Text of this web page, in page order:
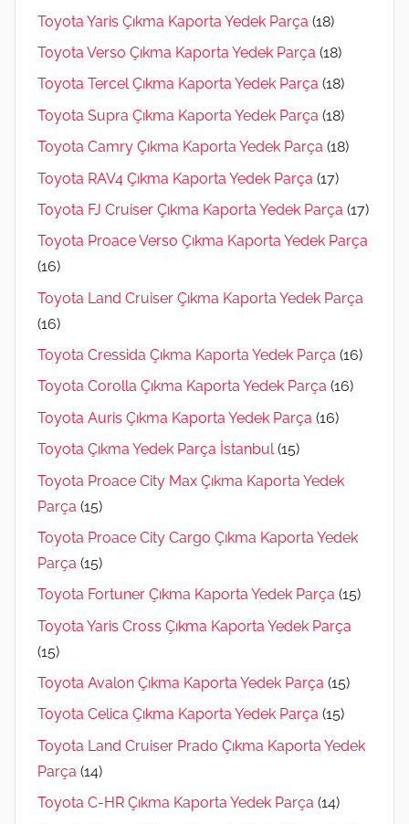
Toyota Yaris Çıkma Kaporta Yedek Parça (18)
Toyota Verso Çıkma Kaporta Yedek Parça (18)
Toyota Tercel Çıkma Kaporta Yedek Parça (18)
Toyota Supra Çıkma Kaporta Yedek Parça (18)
Toyota Camry Çıkma Kaporta Yedek Parça (18)
Toyota RAV4 Çıkma Kaporta Yedek Parça (17)
Toyota FJ Cruiser Çıkma Kaporta Yedek Parça (17)
Toyota Proace Verso Çıkma Kaporta Yedek Parça
(16)
Toyota Land Cruiser Çıkma Kaporta Yedek Parça
(16)
Toyota Cressida Çıkma Kaporta Yedek Parça (16)
Toyota Corolla Çıkma Kaporta Yedek Parça (16)
Toyota Auris Çıkma Kaporta Yedek Parça (16)
Toyota Çıkma Yedek Parça İstanbul (15)
Toyota Proace City Max Çıkma Kaporta Yedek
Parça (15)
Toyota Proace City Cargo Çıkma Kaporta Yedek
Parça (15)
Toyota Fortuner Çıkma Kaporta Yedek Parça (15)
Toyota Yaris Cross Çıkma Kaporta Yedek Parça
(15)
Toyota Avalon Çıkma Kaporta Yedek Parça (15)
Toyota Celica Çıkma Kaporta Yedek Parça (15)
Toyota Land Cruiser Prado Çıkma Kaporta Yedek
Parça (14)
Toyota C-HR Çıkma Kaporta Yedek Parça (14)